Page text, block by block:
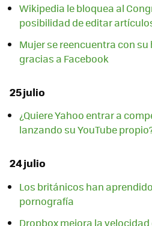
Wikipedia le bloquea al
posibilidad de editar
Mujer se reencuentra con
gracias a Facebook
25 julio
¿Quiere Yahoo entrar a
lanzando su YouTube
24 julio
Los británicos han
pornografía
Dropbox mejora la